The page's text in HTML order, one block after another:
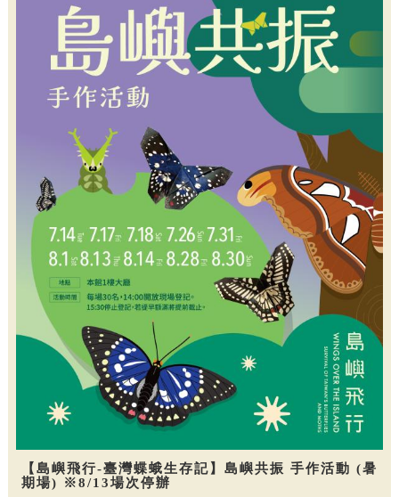
【島嶼飛行-臺灣蝶蛾生存記】島嶼共振 手作活動 (暑
期場) ※8/13場次停辦